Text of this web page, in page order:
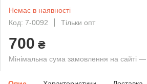
Немає в наявності
Код: 7-0092
Тільки опт
700 ₴
Мінімальна сума замовлення на сайті